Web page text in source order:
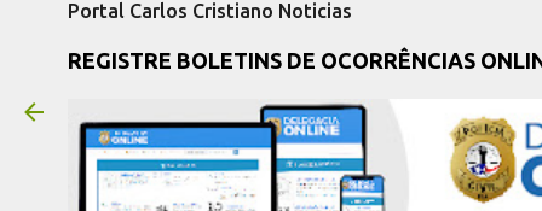
Portal Carlos Cristiano Noticias
REGISTRE BOLETINS DE OCORRÊNCIAS